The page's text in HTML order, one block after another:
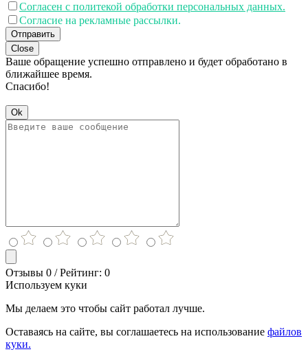
Согласен с политекой обработки персональных данных.
Согласие на рекламные рассылки.
Отправить
Close
Ваше обращение успешно отправлено и будет обработано в
ближайшее время.
Спасибо!
Ok
Отзывы 0 / Рейтинг: 0
Используем куки
Мы делаем это чтобы сайт работал лучше.
Оставаясь на сайте, вы соглашаетесь на использование файлов
куки.